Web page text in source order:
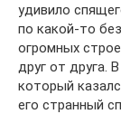
удивило
по какой-то
огромных
друг от друга.
который
его странный